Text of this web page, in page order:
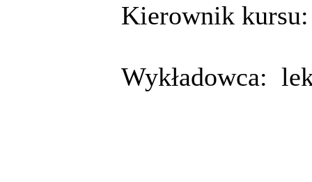
Kierownik
Wykładowca: